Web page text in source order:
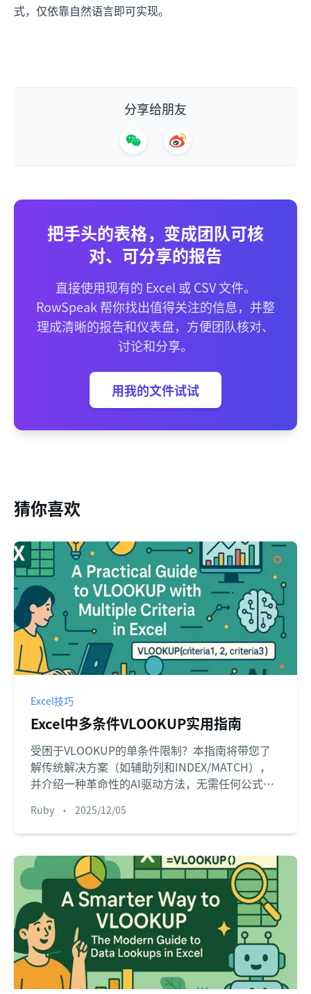
式，仅依靠自然语言即可实现。
分享给朋友
把手头的表格，变成团队可核
对、可分享的报告
直接使用现有的 Excel 或 CSV 文件。
RowSpeak 帮你找出值得关注的信息，并整
理成清晰的报告和仪表盘，方便团队核对、
讨论和分享。
用我的文件试试
猜你喜欢
Excel技巧
Excel中多条件VLOOKUP实用指南
受困于VLOOKUP的单条件限制？本指南将带您了
解传统解决方案（如辅助列和INDEX/MATCH），
并介绍一种革命性的AI驱动方法，无需任何公式即
Ruby • 2025/12/05